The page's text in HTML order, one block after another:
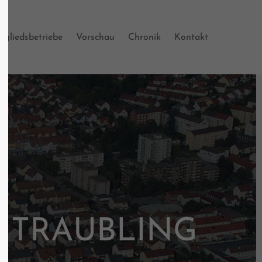
Vorschau Chronik Kontakt